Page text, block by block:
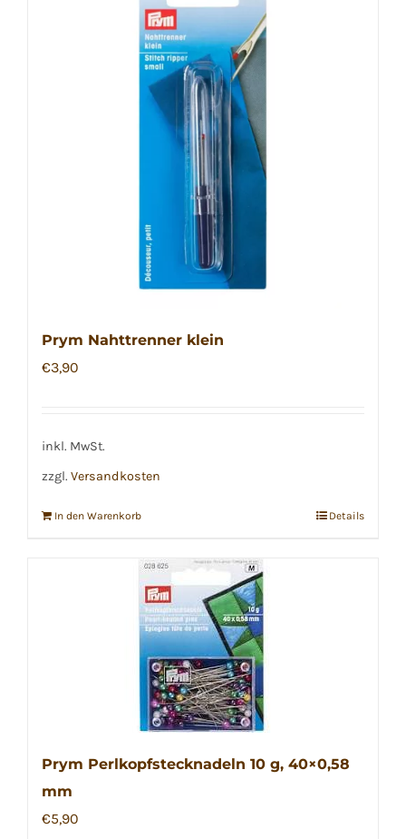
Prym Nahttrenner klein
€3,90
inkl. MwSt.
zzgl. Versandkosten
In den Warenkorb Details
Prym Perlkopfstecknadeln 10 g, 40×0,58
mm
€5,90